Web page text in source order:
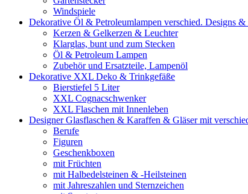
Windspiele
Dekorative Öl & Petroleumlampen verschied. Designs
Kerzen & Gelkerzen & Leuchter
Klarglas, bunt und zum Stecken
Öl & Petroleum Lampen
Zubehör und Ersatzteile, Lampenöl
Dekorative XXL Deko & Trinkgefäße
Bierstiefel 5 Liter
XXL Cognacschwenker
XXL Flaschen mit Innenleben
Designer Glasflaschen & Karaffen & Gläser mit
Berufe
Figuren
Geschenkboxen
mit Früchten
mit Halbedelsteinen & -Heilsteinen
mit Jahreszahlen und Sternzeichen